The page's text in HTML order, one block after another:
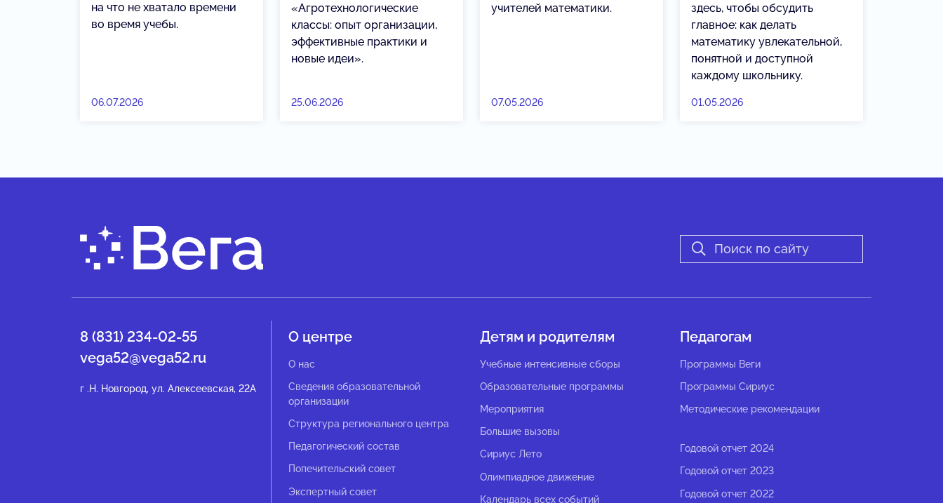
на что не хватало времени
во время учебы.
06.07.2026
«Агротехнологические
классы: опыт организации,
эффективные практики и
новые идеи».
25.06.2026
учителей математики.
07.05.2026
здесь, чтобы обсудить
главное: как делать
математику увлекательной,
понятной и доступной
каждому школьнику.
01.05.2026
8 (831) 234-02-55
vega52@vega52.ru
г .Н. Новгород, ул. Алексеевская, 22А
О центре
О нас
Сведения образовательной
организации
Структура регионального центра
Педагогический состав
Попечительский совет
Экспертный совет
Детям и родителям
Учебные интенсивные сборы
Образовательные программы
Мероприятия
Большие вызовы
Сириус Лето
Олимпиадное движение
Календарь всех событий
Педагогам
Программы Веги
Программы Сириус
Методические рекомендации
Годовой отчет 2024
Годовой отчет 2023
Годовой отчет 2022